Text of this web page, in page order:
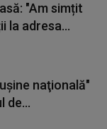
"Am simțit
la adresa...
naţională"
de...